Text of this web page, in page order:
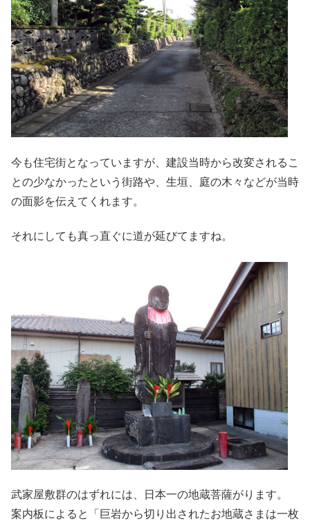
今も住宅街となっていますが、建設当時から改変されるこ
との少なかったという街路や、生垣、庭の木々などが当時
の面影を伝えてくれます。
それにしても真っ直ぐに道が延びてますね。
武家屋敷群のはずれには、日本一の地蔵菩薩がります。
案内板によると「巨岩から切り出されたお地蔵さまは一枚